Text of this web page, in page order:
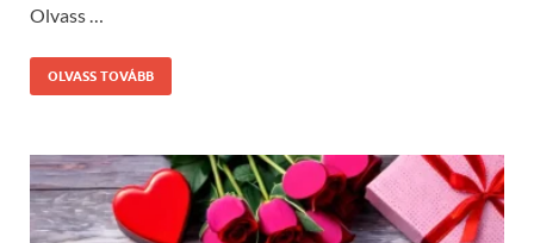
Olvass …
OLVASS TOVÁBB